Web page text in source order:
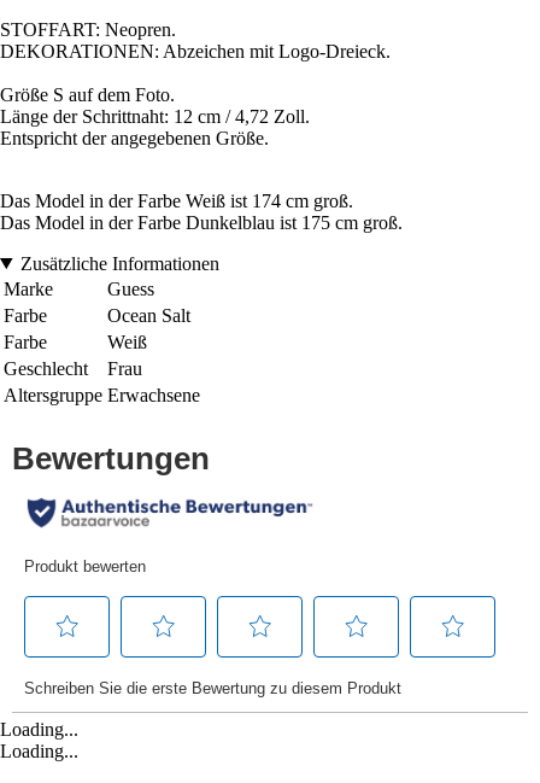
STOFFART: Neopren.
DEKORATIONEN: Abzeichen mit Logo-Dreieck.
Größe S auf dem Foto.
Länge der Schrittnaht: 12 cm / 4,72 Zoll.
Entspricht der angegebenen Größe.
Das Model in der Farbe Weiß ist 174 cm groß.
Das Model in der Farbe Dunkelblau ist 175 cm groß.
Zusätzliche Informationen
Marke
Guess
Farbe
Ocean Salt
Farbe
Weiß
Geschlecht
Frau
Altersgruppe Erwachsene
Loading...
Loading...